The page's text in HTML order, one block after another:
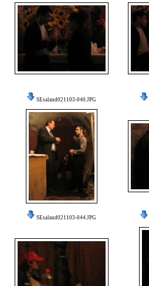
SEsalaud021103-040.JPG
SEsalaud021103-044.JPG